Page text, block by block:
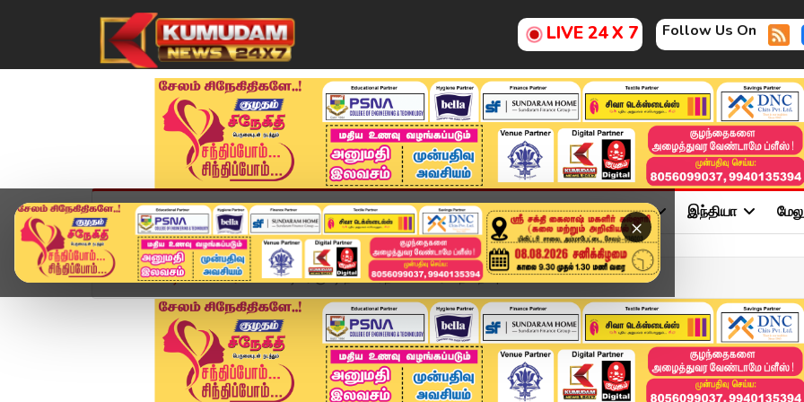
LIVE 24 X 7 Follow Us On
×
முகப்பு விளையாட்டு அண்மை தமிழ்நாடு சினிமா அரசியல் விளையாட்டு இந்தியா
Home வீடியோ ஸ்டோரி மை டியர் குட்டி நண்பா, நண்பி.. பெரிய நன்றி..!| ...